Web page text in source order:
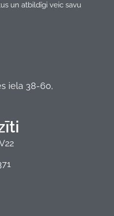
un atbildīgi veic savu
iela 38-60,